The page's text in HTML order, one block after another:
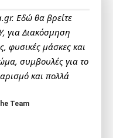
Εδώ θα βρείτε
για Διακόσμηση
φυσικές μάσκες και
συμβουλές για το
και πολλά
Team